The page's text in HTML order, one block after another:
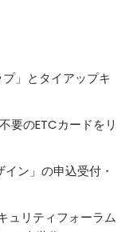
」とタイアップキ
要のETCカードをリ
ン」の申込受付・
ュリティフォーラム